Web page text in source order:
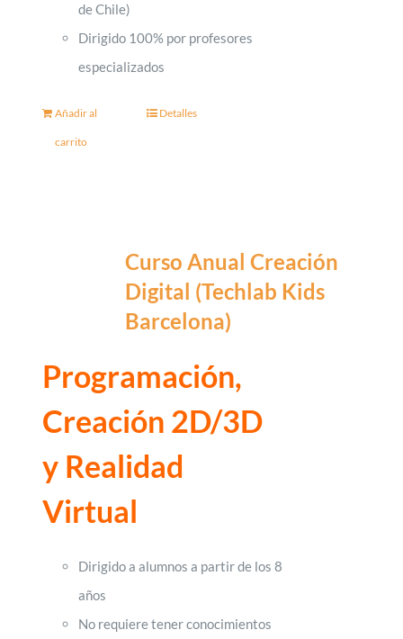
de Chile)
Dirigido 100% por profesores
especializados
Añadir al
carrito
Detalles
Curso Anual Creación
Digital (Techlab Kids
Barcelona)
Programación,
Creación 2D/3D
y Realidad
Virtual
Dirigido a alumnos a partir de los 8
años
No requiere tener conocimientos